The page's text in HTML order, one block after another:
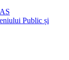
Public și